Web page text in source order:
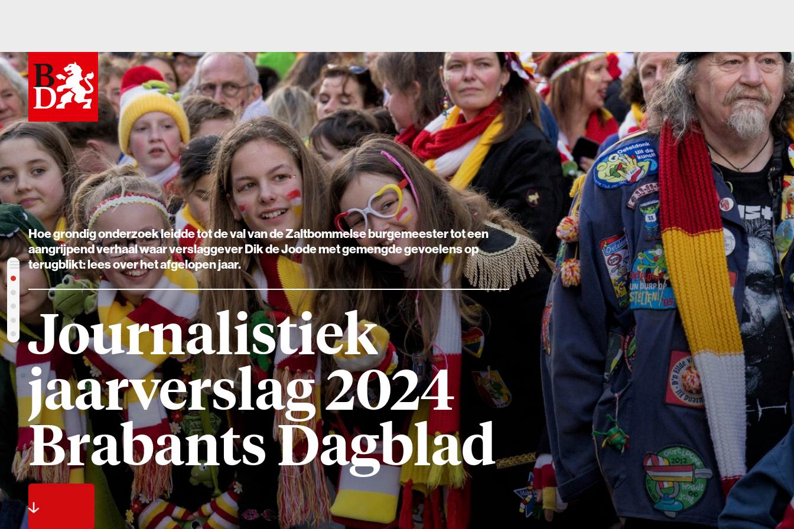
Hoe grondig onderzoek leidde tot de val van de Zaltbommelse burgemeester tot een
aangrijpend verhaal waar verslaggever Dik de Joode met gemengde gevoelens op
terugblikt: lees over het afgelopen jaar.
Journalistiek
jaarverslag 2024
Brabants Dagblad